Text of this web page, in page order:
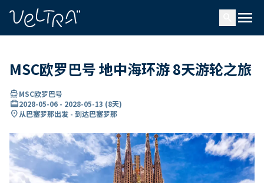
menu
MSC欧罗巴号 地中海环游 8天游轮之旅
directions_boatMSC欧罗巴号
card_travel2028-05-06 - 2028-05-13 (8天)
location_on从巴塞罗那出发 - 到达巴塞罗那